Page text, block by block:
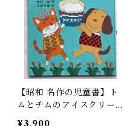
【昭和 名作の児童書】ト
ムとチムのアイスクリー
ム 昭和59年 初版
¥3,900